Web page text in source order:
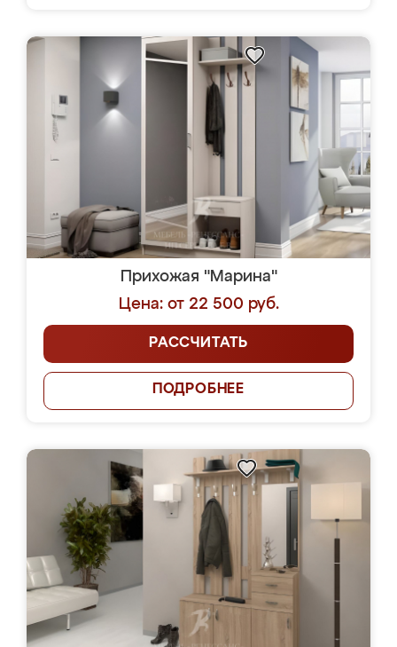
Прихожая "Марина"
Цена: от 22 500 руб.
РАССЧИТАТЬ
ПОДРОБНЕЕ